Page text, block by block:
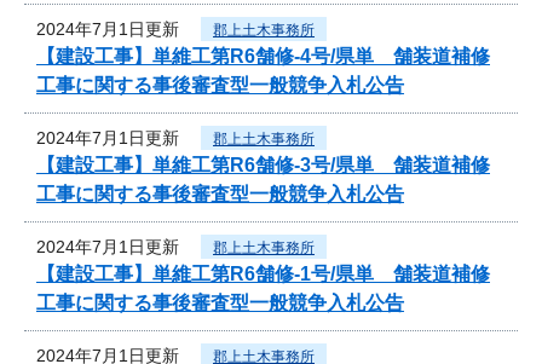
2024年7月1日更新 郡上土木事務所
【建設工事】単維工第R6舗修-4号/県単 舗装道補修
工事に関する事後審査型一般競争入札公告
2024年7月1日更新 郡上土木事務所
【建設工事】単維工第R6舗修-3号/県単 舗装道補修
工事に関する事後審査型一般競争入札公告
2024年7月1日更新 郡上土木事務所
【建設工事】単維工第R6舗修-1号/県単 舗装道補修
工事に関する事後審査型一般競争入札公告
2024年7月1日更新 郡上土木事務所